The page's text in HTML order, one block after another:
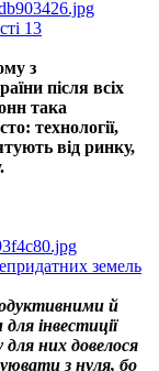
13
з
після всіх
така
технології,
від ринку,
земель
й
інвестиції
для них довелося
з нуля, бо